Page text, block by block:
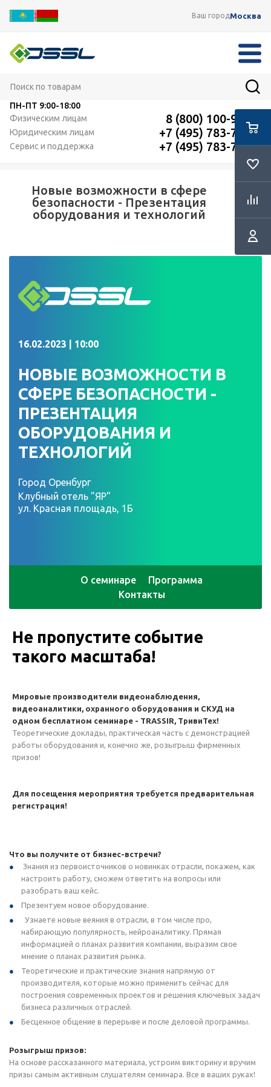
Ваш городМосква
ПН-ПТ 9:00-18:00
Физическим лицам
8 (800) 100-91-12
Юридическим лицам +7 (495) 783-72-87
Сервис и поддержка +7 (495) 783-72-87
Новые возможности в сфере
безопасности - Презентация
оборудования и технологий
16.02.2023 | 10:00
НОВЫЕ ВОЗМОЖНОСТИ В
СФЕРЕ БЕЗОПАСНОСТИ -
ПРЕЗЕНТАЦИЯ
ОБОРУДОВАНИЯ И
ТЕХНОЛОГИЙ
Город Оренбург
Клубный отель "ЯР"
ул. Красная площадь, 1Б
О семинаре
Программа
Контакты
Не пропустите событие
такого масштаба!
Мировые производители видеонаблюдения,
видеоаналитики, охранного оборудования и СКУД на
одном бесплатном семинаре - TRASSIR, ТривиТех!
Теоретические доклады, практическая часть с демонстрацией
работы оборудования и, конечно же, розыгрыш фирменных
призов!
Для посещения мероприятия требуется предварительная
регистрация!
Что вы получите от бизнес-встречи?
Знания из первоисточников о новинках отрасли, покажем, как
настроить работу, сможем ответить на вопросы или
разобрать ваш кейс.
Презентуем новое оборудование.
Узнаете новые веяния в отрасли, в том числе про,
набирающую популярность, нейроаналитику. Прямая
информацией о планах развития компании, выразим свое
мнение о планах развития рынка.
Теоретические и практические знания напрямую от
производителя, которые можно применить сейчас для
построения современных проектов и решения ключевых задач
бизнеса различных отраслей.
Бесценное общение в перерыве и после деловой программы.
Розыгрыш призов:
На основе рассказанного материала, устроим викторину и вручим
призы самым активным слушателям семинара. Все в ваших руках!